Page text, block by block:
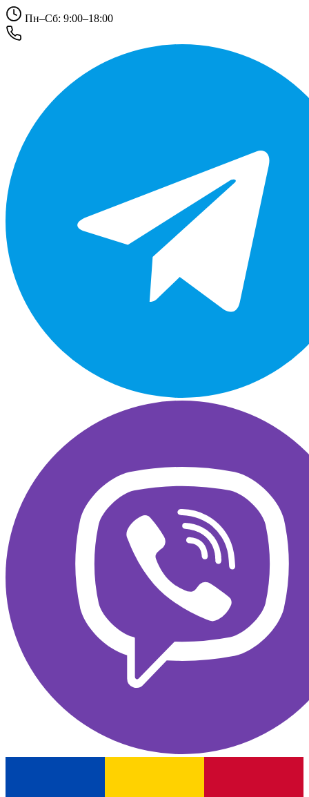
Пн–Сб: 9:00–18:00